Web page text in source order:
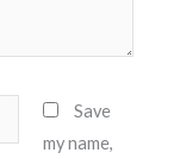
Save
my name,